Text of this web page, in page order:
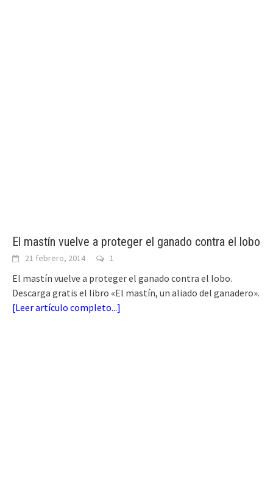
El mastín vuelve a proteger el ganado contra el lobo
21 febrero, 2014 1
El mastín vuelve a proteger el ganado contra el lobo.
Descarga gratis el libro «El mastín, un aliado del ganadero».
[Leer artículo completo...]